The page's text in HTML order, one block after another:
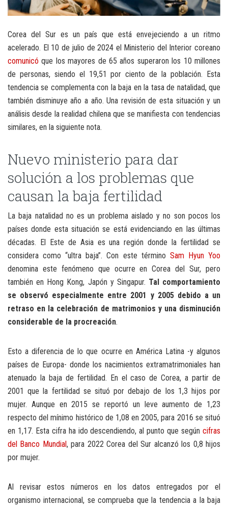
Corea del Sur es un país que está envejeciendo a un ritmo
acelerado. El 10 de julio de 2024 el Ministerio del Interior coreano
comunicó que los mayores de 65 años superaron los 10 millones
de personas, siendo el 19,51 por ciento de la población. Esta
tendencia se complementa con la baja en la tasa de natalidad, que
también disminuye año a año. Una revisión de esta situación y un
análisis desde la realidad chilena que se manifiesta con tendencias
similares, en la siguiente nota.
Nuevo ministerio para dar
solución a los problemas que
causan la baja fertilidad
La baja natalidad no es un problema aislado y no son pocos los
países donde esta situación se está evidenciando en las últimas
décadas. El Este de Asia es una región donde la fertilidad se
considera como “ultra baja”. Con este término Sam Hyun Yoo
denomina este fenómeno que ocurre en Corea del Sur, pero
también en Hong Kong, Japón y Singapur. Tal comportamiento
se observó especialmente entre 2001 y 2005 debido a un
retraso en la celebración de matrimonios y una disminución
considerable de la procreación.
Esto a diferencia de lo que ocurre en América Latina -y algunos
países de Europa- donde los nacimientos extramatrimoniales han
atenuado la baja de fertilidad. En el caso de Corea, a partir de
2001 que la fertilidad se situó por debajo de los 1,3 hijos por
mujer. Aunque en 2015 se reportó un leve aumento de 1,23
respecto del mínimo histórico de 1,08 en 2005, para 2016 se situó
en 1,17. Esta cifra ha ido descendiendo, al punto que según cifras
del Banco Mundial, para 2022 Corea del Sur alcanzó los 0,8 hijos
por mujer.
Al revisar estos números en los datos entregados por el
organismo internacional, se comprueba que la tendencia a la baja